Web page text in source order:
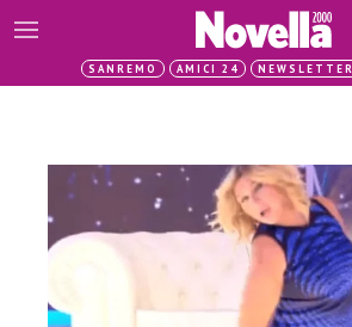
SANREMO AMICI 24 NEWSLETTER